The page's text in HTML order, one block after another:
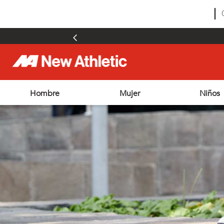
Hombre Mujer Niños
zapatillas hombre
zapatillas mujer
3.
zapatillas futbol
6.
chimpunes
7.
outdoor